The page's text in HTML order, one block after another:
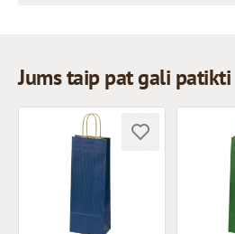
Jums taip pat gali patikti